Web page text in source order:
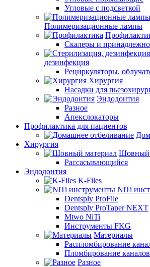
Угловые с подсветкой
Полимеризационные лампы
Скалеры и
дезинфекция
Рециркуляторы,
Хирургия
Насадки для
Эндодонтия
Разное
Апекслокаторы
Профилактика для пациентов
Хирургия
Шовный
Рассасывающийся
Эндодонтия
K-Files
NiTi
Dentsply ProFile
Dentsply ProTaper NEXT
Mtwo NiTi
Инструменты FKG
Материалы
Распломбирование
Пломбирование каналов
Разное